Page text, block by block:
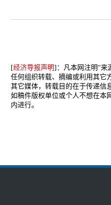
[经济导报声明]：凡本网注明“来
任何组织转载、摘编或利用其它
其它媒体，转载目的在于传递信
如稿件版权单位或个人不想在本
内进行。